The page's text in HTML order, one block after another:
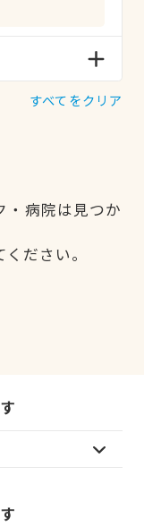
すべてをクリア
・病院は見つか
ださい。